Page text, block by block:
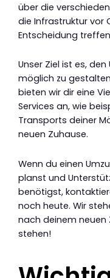
über die
die Infrastruktur vor
Entscheidung
Unser Ziel ist es,
möglich zu
bieten wir dir eine
Services an, wie
Transports deiner
neuen Zuhause.
Wenn du einen
planst und
benötigst,
noch heute. Wir
nach deinem neuen
stehen!